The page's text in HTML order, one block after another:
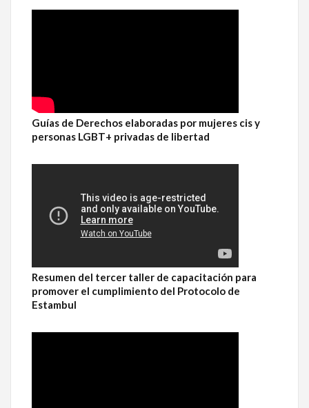
Guías de Derechos elaboradas por mujeres cis y
personas LGBT+ privadas de libertad
Resumen del tercer taller de capacitación para
promover el cumplimiento del Protocolo de
Estambul